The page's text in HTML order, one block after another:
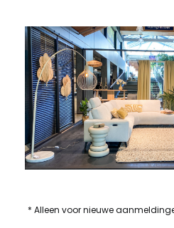
* Alleen voor nieuwe